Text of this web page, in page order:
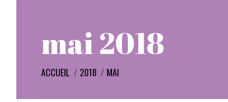
mai 2018
Vous êtes ici :
ACCUEIL 2018 MAI